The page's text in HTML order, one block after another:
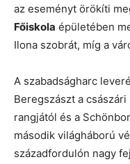
az eseményt örökíti
Főiskola épületében
Ilona szobrát, míg a
A szabadságharc
Beregszászt a
rangjától és a
második világháború
századfordulón nagy